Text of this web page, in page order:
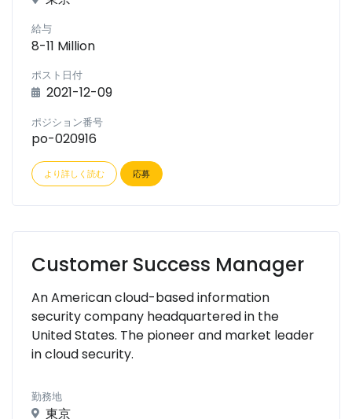
給与
8-11 Million
ポスト日付
2021-12-09
ポジション番号
po-020916
より詳しく読む 応募
Customer Success Manager
An American cloud-based information
security company headquartered in the
United States. The pioneer and market leader
in cloud security.
勤務地
東京